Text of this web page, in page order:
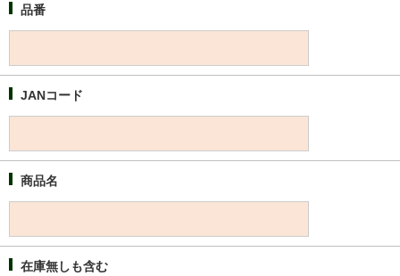
品番
JANコード
商品名
在庫無しも含む